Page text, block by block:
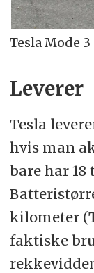
Tesla Mode
Leverer
Tesla
hvis man
bare har
kilometer
faktiske